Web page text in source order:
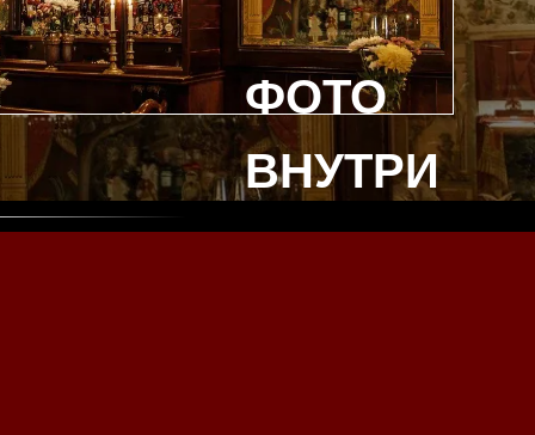
ФОТО
ВНУТРИ